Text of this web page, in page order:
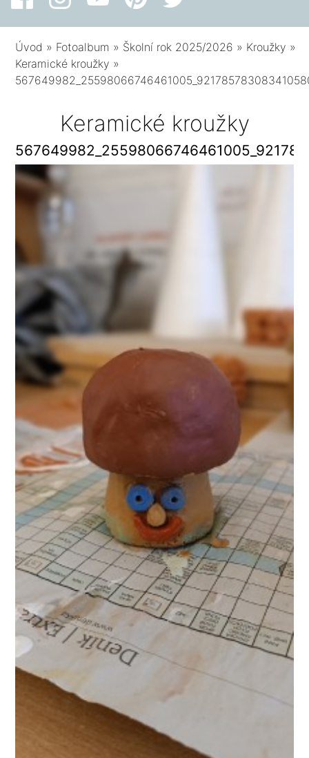
Úvod » Fotoalbum » Školní rok 2025/2026 » Kroužky »
Keramické kroužky »
Keramické kroužky